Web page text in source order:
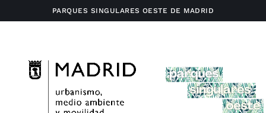
al
PARQUES SINGULARES OESTE DE MADRID